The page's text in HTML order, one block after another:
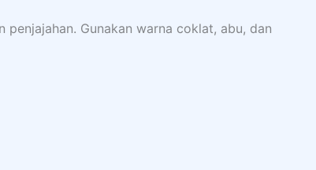
Gunakan warna coklat, abu, dan